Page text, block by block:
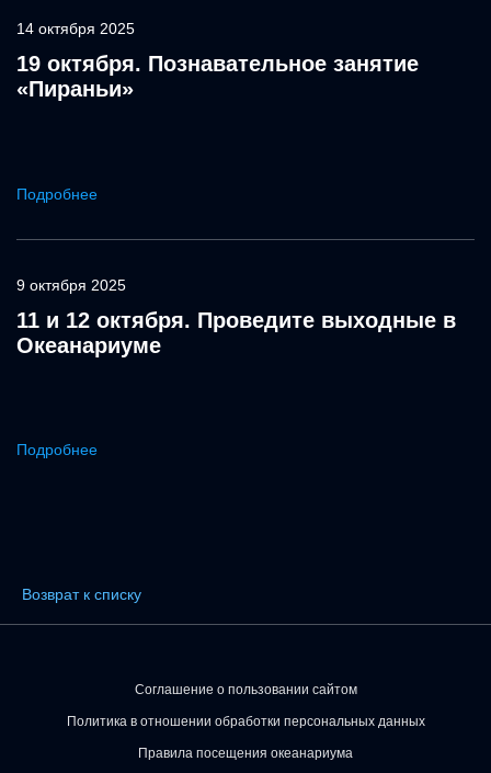
14 октября 2025
19 октября. Познавательное занятие
«Пираньи»
Подробнее
9 октября 2025
11 и 12 октября. Проведите выходные в
Океанариуме
Подробнее
Возврат к списку
Соглашение о пользовании сайтом
Политика в отношении обработки персональных данных
Правила посещения океанариума